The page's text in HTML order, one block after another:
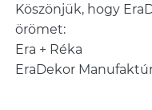
Köszönjük, hogy
örömet:
Era + Réka
EraDekor